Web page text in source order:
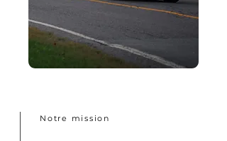
Notre mission